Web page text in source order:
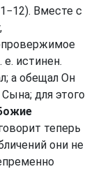
−12). Вместе с
е. истинен.
а обещал Он
для этого
теперь
они не